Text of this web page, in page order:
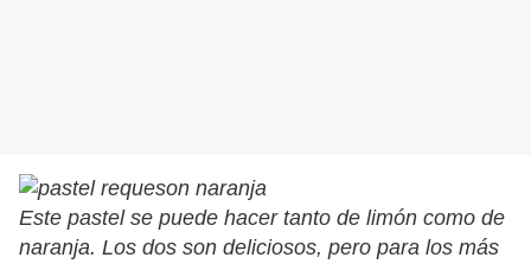
Este pastel se puede hacer tanto de limón como de
naranja. Los dos son deliciosos, pero para los más